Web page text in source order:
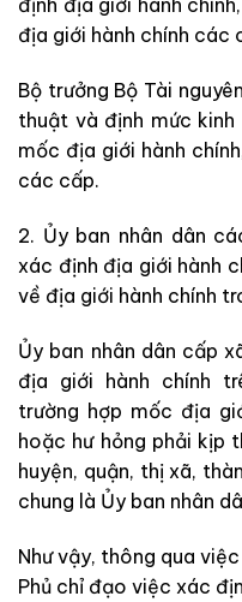
định địa giới hành
địa giới hành chính các
Bộ trưởng Bộ Tài
thuật và định mức
mốc địa giới hành
các cấp.
2. Ủy ban nhân dân
xác định địa giới hành
về địa giới hành chính
Ủy ban nhân dân cấp
địa giới hành chính
trường hợp mốc địa
hoặc hư hỏng phải kịp
huyện, quận, thị xã,
chung là Ủy ban nhân
Như vậy, thông qua
Phủ chỉ đạo việc xác